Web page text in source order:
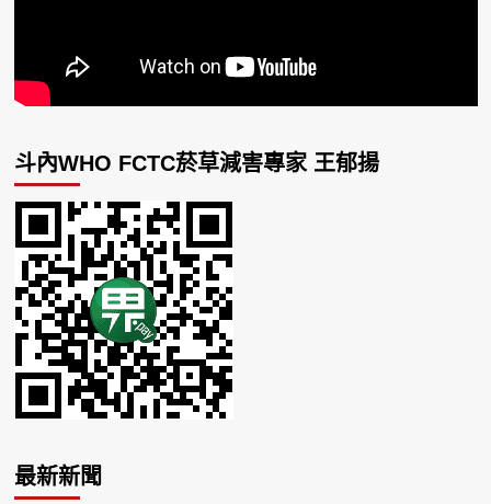
斗內WHO FCTC菸草減害專家 王郁揚
最新新聞